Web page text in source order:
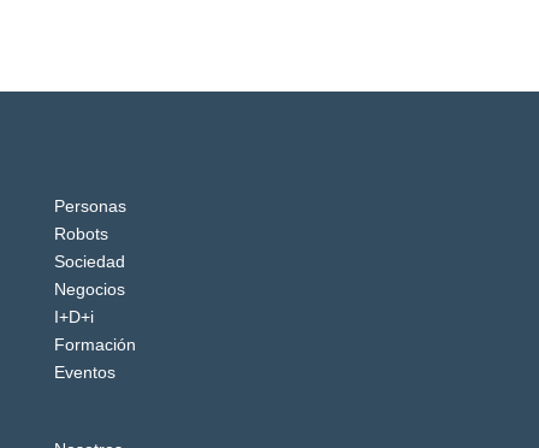
Personas
Robots
Sociedad
Negocios
I+D+i
Formación
Eventos